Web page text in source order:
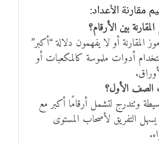
مقارنة الأعداد:
بين الأرقام؟
المقارنة أو لا يفهمون دلالة “أكبر”
أدوات ملموسة كالمكعبات أو
الأول؟
وتتدرج لتشمل أرقامًا أكبر مع
التفريق لأصحاب المستوى